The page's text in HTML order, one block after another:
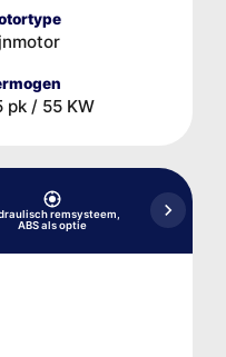
pk / 55 KW
remsysteem,
ABS als optie
Koelsysteem